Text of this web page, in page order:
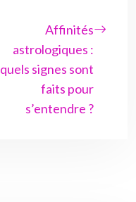
Affinités
astrologiques :
quels signes sont
faits pour
s’entendre ?